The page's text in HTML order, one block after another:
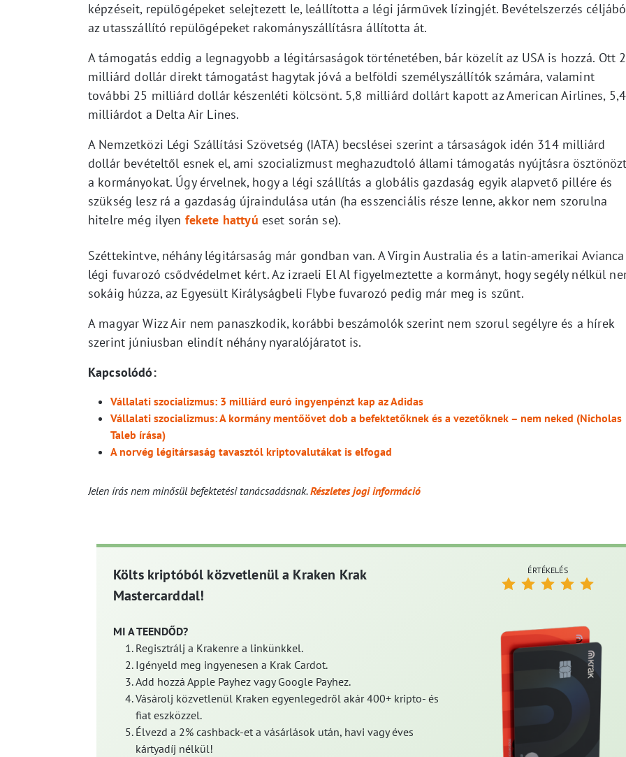
képzéseit, repülőgépeket selejtezett le, leállította a légi járművek lízingjét. Bevételszerzés
az utasszállító repülőgépeket rakományszállításra állította át.
A támogatás eddig a legnagyobb a légitársaságok történetében, bár közelít az USA is hozzá. Ott
milliárd dollár direkt támogatást hagytak jóvá a belföldi személyszállítók számára, valamint
további 25 milliárd dollár készenléti kölcsönt. 5,8 milliárd dollárt kapott az American Airlines, 5,4
milliárdot a Delta Air Lines.
A Nemzetközi Légi Szállítási Szövetség (IATA) becslései szerint a társaságok idén 314 milliárd
dollár bevételtől esnek el, ami szocializmust meghazudtoló állami támogatás nyújtásra
a kormányokat. Úgy érvelnek, hogy a légi szállítás a globális gazdaság egyik alapvető pillére és
szükség lesz rá a gazdaság újraindulása után (ha esszenciális része lenne, akkor nem szorulna
hitelre még ilyen fekete hattyú eset során se).
Széttekintve, néhány légitársaság már gondban van. A Virgin Australia és a latin-amerikai Avianca
légi fuvarozó csődvédelmet kért. Az izraeli El Al figyelmeztette a kormányt, hogy segély nélkül
sokáig húzza, az Egyesült Királyságbeli Flybe fuvarozó pedig már meg is szűnt.
A magyar Wizz Air nem panaszkodik, korábbi beszámolók szerint nem szorul segélyre és a hírek
szerint júniusban elindít néhány nyaralójáratot is.
Kapcsolódó:
Vállalati szocializmus: 3 milliárd euró ingyenpénzt kap az Adidas
Vállalati szocializmus: A kormány mentőövet dob a befektetőknek és a vezetőknek – nem neked (Nicholas
Taleb írása)
A norvég légitársaság tavasztól kriptovalutákat is elfogad
Jelen írás nem minősül befektetési tanácsadásnak.Részletes jogi információ
Költs kriptóból közvetlenül a Kraken Krak
Mastercarddal!
MI A TEENDŐD?
Regisztrálj a Krakenre a linkünkkel.
Igényeld meg ingyenesen a Krak Cardot.
Add hozzá Apple Payhez vagy Google Payhez.
Vásárolj közvetlenül Kraken egyenlegedről akár 400+ kripto- és
fiat eszközzel.
Élvezd a 2% cashback-et a vásárlások után, havi vagy éves
kártyadíj nélkül!
ÉRTÉKELÉS